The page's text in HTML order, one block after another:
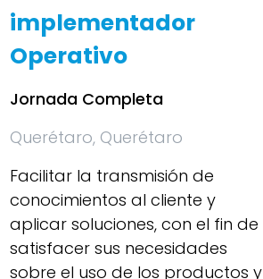
implementador
Operativo
Jornada Completa
Querétaro, Querétaro
Facilitar la transmisión de
conocimientos al cliente y
aplicar soluciones, con el fin de
satisfacer sus necesidades
sobre el uso de los productos y